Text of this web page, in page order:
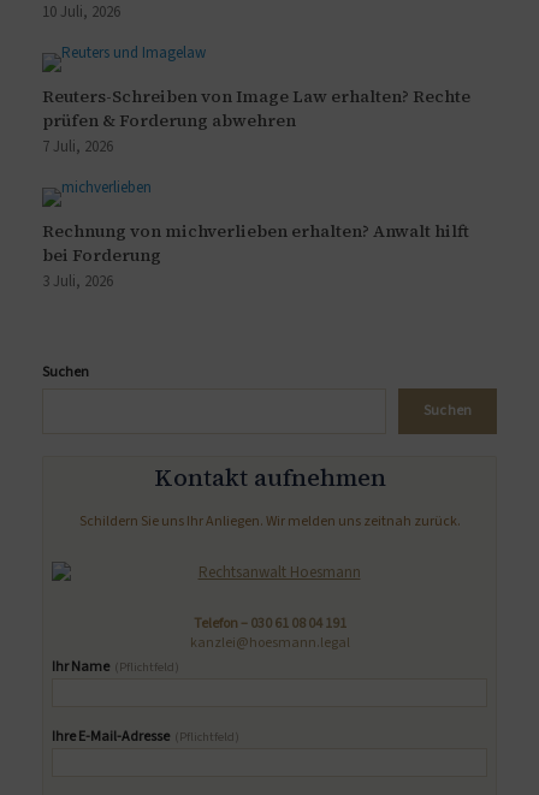
10 Juli, 2026
Reuters-Schreiben von Image Law erhalten? Rechte
prüfen & Forderung abwehren
7 Juli, 2026
Rechnung von michverlieben erhalten? Anwalt hilft
bei Forderung
3 Juli, 2026
Suchen
Suchen
Kontakt aufnehmen
Schildern Sie uns Ihr Anliegen. Wir melden uns zeitnah zurück.
Telefon –030 61 08 04 191
kanzlei@hoesmann.legal
Ihr Name (Pflichtfeld)
Ihre E-Mail-Adresse (Pflichtfeld)